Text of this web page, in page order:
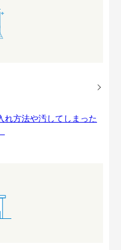
れ方法や汚してしまった